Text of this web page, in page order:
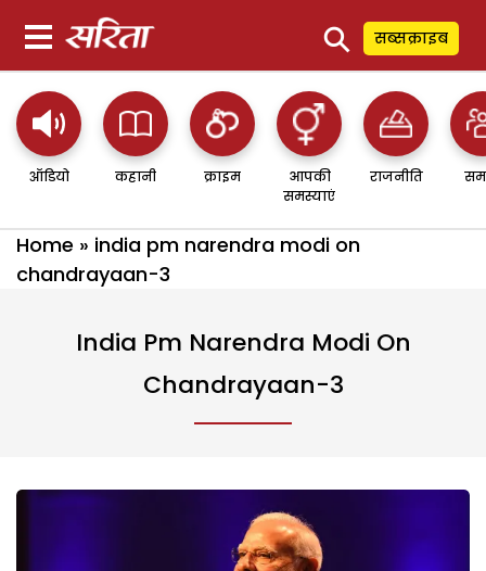
⚲ सब्सक्राइब
ऑडियो कहानी क्राइम
आपकी
समस्याएं
राजनीति
Home » india pm narendra modi on
chandrayaan-3
India Pm Narendra Modi On
Chandrayaan-3